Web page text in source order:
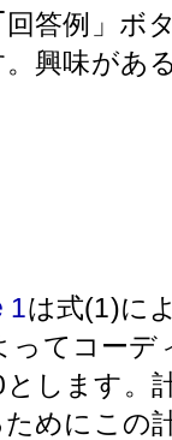
回答例」ボ
興味があ
1は式(1)に
ってコーデ
とします。
ためにこの